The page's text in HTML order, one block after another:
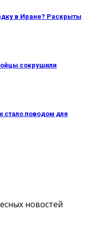
в Иране? Раскрыты
сокрушили
стало поводом для
новостей